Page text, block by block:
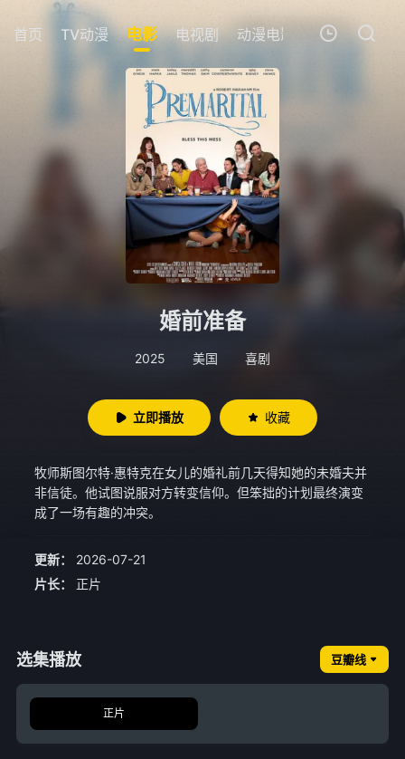
首页 TV动漫 电影 电视剧 动漫电影 短剧 今日
我的观影记录
暂无观看影片的记录
婚前准备
2025 美国 喜剧
立即播放 收藏
牧师斯图尔特·惠特克在女儿的婚礼前几天得知她的未婚夫并
非信徒。他试图说服对方转变信仰。但笨拙的计划最终演变
成了一场有趣的冲突。
更新：
2026-07-21
片长：
正片
选集播放 豆瓣线
正片